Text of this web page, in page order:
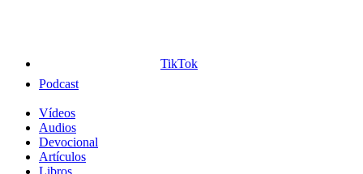
TikTok
Podcast
Vídeos
Audios
Devocional
Artículos